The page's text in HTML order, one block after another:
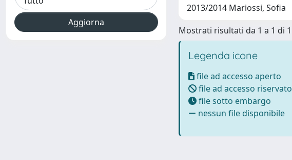
2013/2014 Mariossi, Sofia
Mostrati risultati da 1 a 1 di 1
Legenda icone
file ad accesso aperto
file ad accesso riservato
file sotto embargo
nessun file disponibile